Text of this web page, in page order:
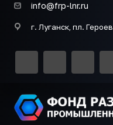
info@frp-lnr.ru
г. Луганск, пл.